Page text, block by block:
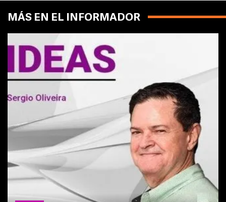
MÁS EN EL INFORMADOR